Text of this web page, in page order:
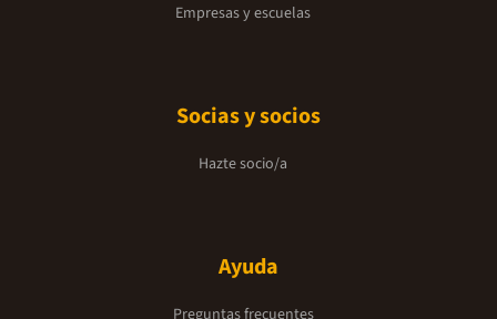
Empresas y escuelas
Socias y socios
Hazte socio/a
Ayuda
Preguntas frecuentes